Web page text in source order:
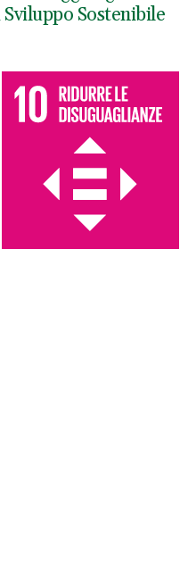
Sostenibile